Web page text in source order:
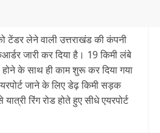
टेंडर लेने वाली उत्तराखंड की कंपनी
जारी कर दिया है। 19 किमी लंबे
के साथ ही काम शुरू कर दिया गया
जाने के लिए डेढ़ किमी सड़क
रिंग रोड होते हुए सीधे एयरपोर्ट